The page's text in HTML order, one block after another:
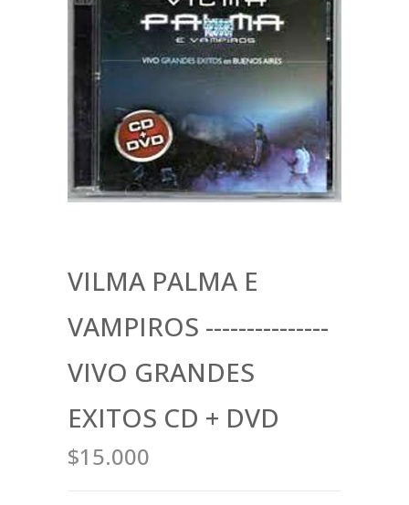
VILMA PALMA E
VAMPIROS ---------------
VIVO GRANDES
EXITOS CD + DVD
$15.000